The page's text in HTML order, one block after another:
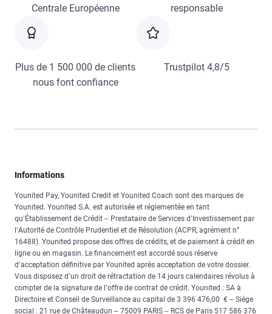
Centrale Européenne
responsable
Plus de 1 500 000 de clients
nous font confiance
Trustpilot 4,8/5
Informations
Younited Pay, Younited Credit et Younited Coach sont des marques de
Younited. Younited S.A. est autorisée et réglementée en tant
qu’Établissement de Crédit – Prestataire de Services d’Investissement par
l’Autorité de Contrôle Prudentiel et de Résolution (ACPR, agrément n°
16488). Younited propose des offres de crédits, et de paiement à crédit en
ligne ou en magasin. Le financement est accordé sous réserve
d’acceptation définitive par Younited après acceptation de votre dossier.
Vous disposez d’un droit de rétractation de 14 jours calendaires révolus à
compter de la signature de l’offre de contrat de crédit. Younited : SA à
Directoire et Conseil de Surveillance au capital de 3 396 476,00 € – Siège
social : 21 rue de Châteaudun – 75009 PARIS – RCS de Paris 517 586 376